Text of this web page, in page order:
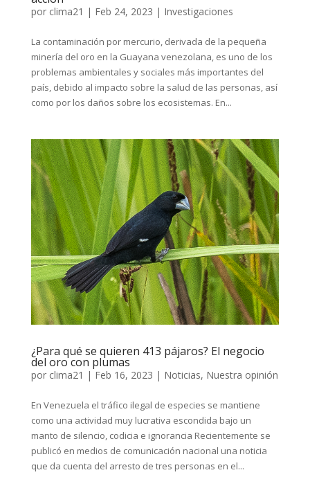
por clima21 | Feb 24, 2023 | Investigaciones
La contaminación por mercurio, derivada de la pequeña
minería del oro en la Guayana venezolana, es uno de los
problemas ambientales y sociales más importantes del
país, debido al impacto sobre la salud de las personas, así
como por los daños sobre los ecosistemas. En...
¿Para qué se quieren 413 pájaros? El negocio
del oro con plumas
por clima21 | Feb 16, 2023 | Noticias, Nuestra opinión
En Venezuela el tráfico ilegal de especies se mantiene
como una actividad muy lucrativa escondida bajo un
manto de silencio, codicia e ignorancia Recientemente se
publicó en medios de comunicación nacional una noticia
que da cuenta del arresto de tres personas en el...